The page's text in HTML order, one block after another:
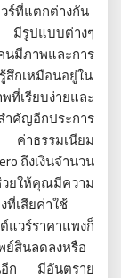
ร์ที่แตกต่างกัน
มีรูปแบบต่างๆ
มีภาพและการ
กเหมือนอยู่ใน
เรียบง่ายและ
คัญอีกประการ
าธรรมเนียม
ถึงเงินจำนวน
ยให้คุณมีความ
ที่เสียค่าใช้
วร์ราคาแพงก็
ย์สินลดลงหรือ
นอีก มีอันตราย